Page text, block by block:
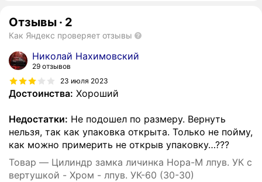
Отзывы · 2
Как Яндекс проверяет отзывы
Николай Нахимовский
29 отзывов
23 июля 2023
Достоинства: Хороший
Недостатки: Не подошел по размеру. Вернуть
нельзя, так как упаковка открыта. Только не пойму,
как можно примерить не открыв упаковку…???
Товар — Цилиндр замка личинка Нора-М лпув. УК с
вертушкой - Хром - лпув. УК-60 (30-30)